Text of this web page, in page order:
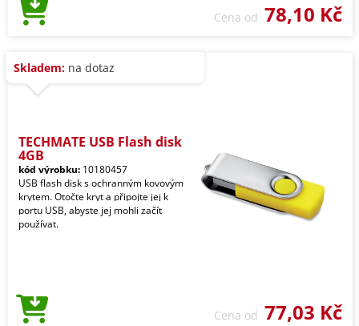
Cena od 78,10 Kč
Skladem: na dotaz
TECHMATE USB Flash disk
4GB
kód výrobku: 10180457
USB flash disk s ochranným kovovým
krytem. Otočte kryt a připojte jej k
portu USB, abyste jej mohli začít
používat.
Cena od 77,03 Kč